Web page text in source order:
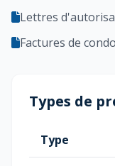
Lettres
Factures de
Types de
Type